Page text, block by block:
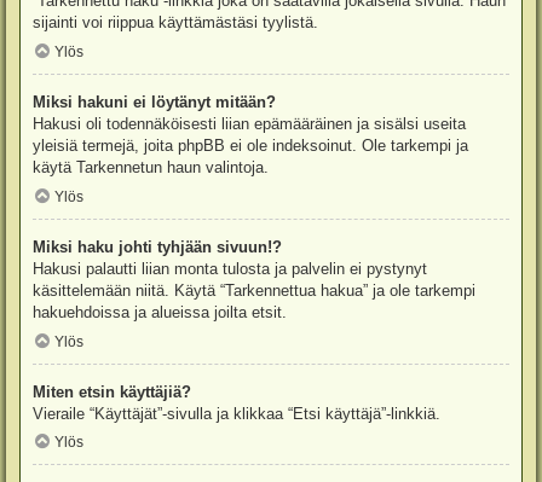
sijainti voi riippua käyttämästäsi tyylistä.
Ylös
Miksi hakuni ei löytänyt mitään?
Hakusi oli todennäköisesti liian epämääräinen ja sisälsi useita
yleisiä termejä, joita phpBB ei ole indeksoinut. Ole tarkempi ja
käytä Tarkennetun haun valintoja.
Ylös
Miksi haku johti tyhjään sivuun!?
Hakusi palautti liian monta tulosta ja palvelin ei pystynyt
käsittelemään niitä. Käytä “Tarkennettua hakua” ja ole tarkempi
hakuehdoissa ja alueissa joilta etsit.
Ylös
Miten etsin käyttäjiä?
Vieraile “Käyttäjät”-sivulla ja klikkaa “Etsi käyttäjä”-linkkiä.
Ylös